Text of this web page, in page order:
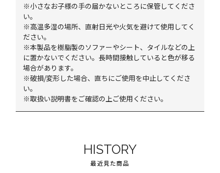
※小さなお子様の手の届かないところに保管してくださ
い。
※高温多湿の場所、直射日光や火気を避けて使用してく
ださい。
※本製品を樹脂製のソファーやシート、タイルなどの上
に置かないでください。長時間接触していると色が移る
場合があります。
※破損/変形した場合、直ちにご使用を中止してくださ
い。
※取扱い説明書をご確認の上ご使用ください。
HISTORY
最近見た商品